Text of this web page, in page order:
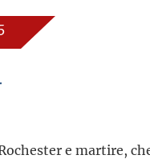
e martire,